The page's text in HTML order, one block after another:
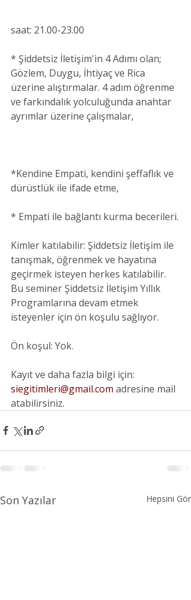
saat: 21.00-23.00
* Şiddetsiz İletişim'in 4 Adımı olan;
Gözlem, Duygu, İhtiyaç ve Rica
üzerine alıştırmalar. 4 adım öğrenme
ve farkındalık yolculuğunda anahtar
ayrımlar üzerine çalışmalar,
*Kendine Empati, kendini şeffaflık ve
dürüstlük ile ifade etme,
* Empati ile bağlantı kurma becerileri.
Kimler katılabilir: Şiddetsiz İletişim ile
tanışmak, öğrenmek ve hayatına
geçirmek isteyen herkes katılabilir.
Bu seminer Şiddetsiz İletişim Yıllık
Programlarına devam etmek
isteyenler için ön koşulu sağlıyor.
Ön koşul: Yok.
Kayıt ve daha fazla bilgi için:
siegitimleri@gmail.com adresine mail
atabilirsiniz.
Son Yazılar Hepsini Gör